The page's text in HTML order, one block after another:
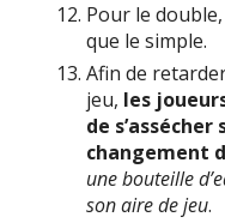
Pour le
que le simple.
Afin de
jeu, les
de
changement
une bouteille
son aire de jeu.